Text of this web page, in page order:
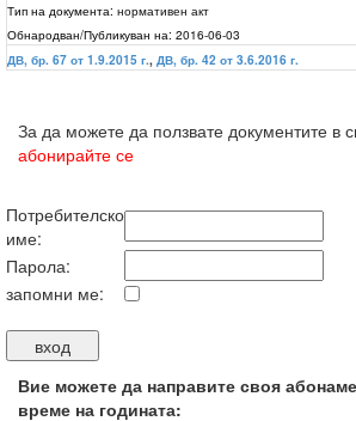
Тип на документа: нормативен акт
Обнародван/Публикуван на: 2016-06-03
ДВ, бр. 67 от 1.9.2015 г., ДВ, бр. 42 от 3.6.2016 г.
За да можете да ползвате документите в
абонирайте се
Потребителско
име:
Парола:
запомни ме:
Вие можете да направите своя
време на годината: